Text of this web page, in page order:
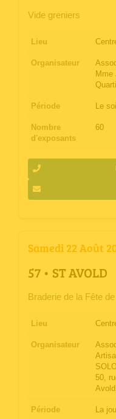
Vide greniers
Lieu
Organisateur
Mme
Période Le
Nombre
d'exposants
60
Samedi 22 Août
­57 • ST AVOLD
Braderie de la Fête
Lieu
Organisateur
50,
Avold.
Période La